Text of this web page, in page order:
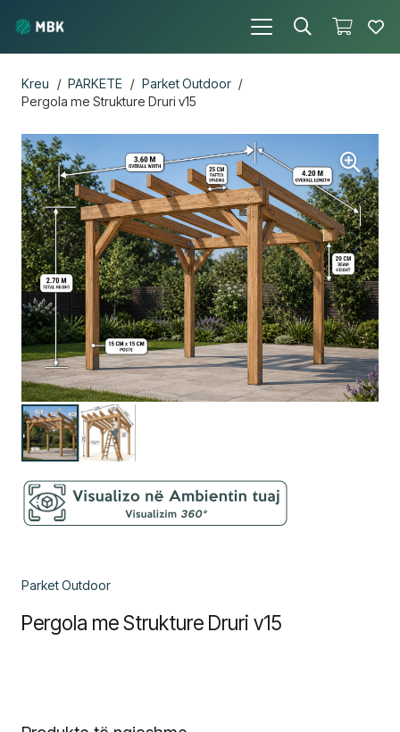
Kreu / PARKETE / Parket Outdoor /
Pergola me Strukture Druri v15
Parket Outdoor
Pergola me Strukture Druri v15